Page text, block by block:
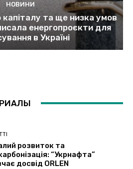
НОВИНИ
та ще низка умов
енергопроєкти для
в Україні
розвиток та
“Укрнафта”
досвід ORLEN